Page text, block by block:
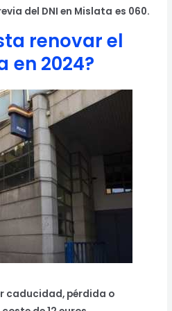
del DNI en Mislata es 060.
renovar el
en 2024?
caducidad, pérdida o